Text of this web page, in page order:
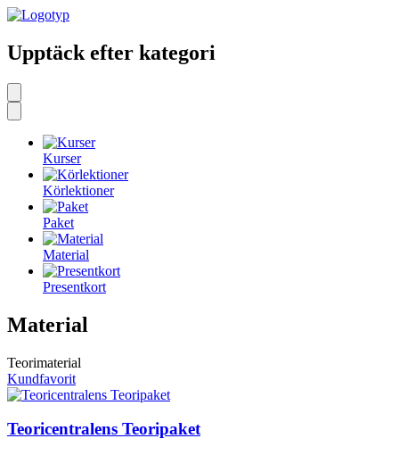
Upptäck efter kategori
Kurser
Körlektioner
Paket
Material
Presentkort
Material
Teorimaterial
Kundfavorit
Teoricentralens Teoripaket